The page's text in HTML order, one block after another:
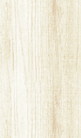
いう問題
カフェ/子犬を買